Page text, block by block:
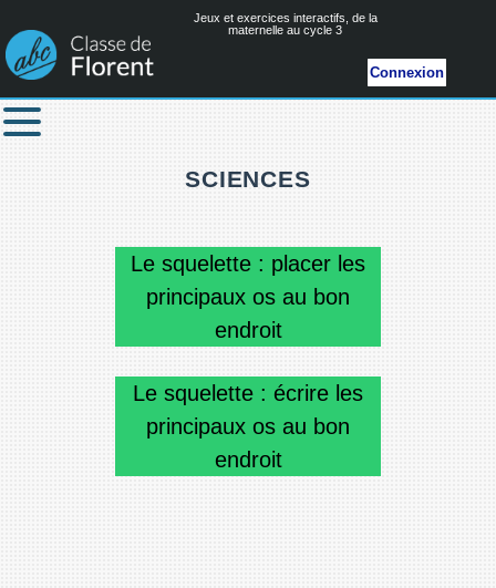
Jeux et exercices interactifs, de la
maternelle au cycle 3
Connexion
SCIENCES
Le squelette : placer les
principaux os au bon
endroit
Le squelette : écrire les
principaux os au bon
endroit